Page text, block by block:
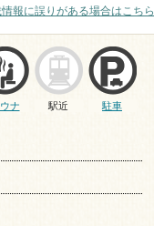
報に誤りがある場合はこちら
ナ 駅近 駐車